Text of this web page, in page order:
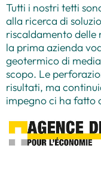
Tutti i nostri tetti
alla ricerca di
riscaldamento delle
la prima azienda
geotermico di
scopo. Le
risultati, ma
impegno ci ha fatto